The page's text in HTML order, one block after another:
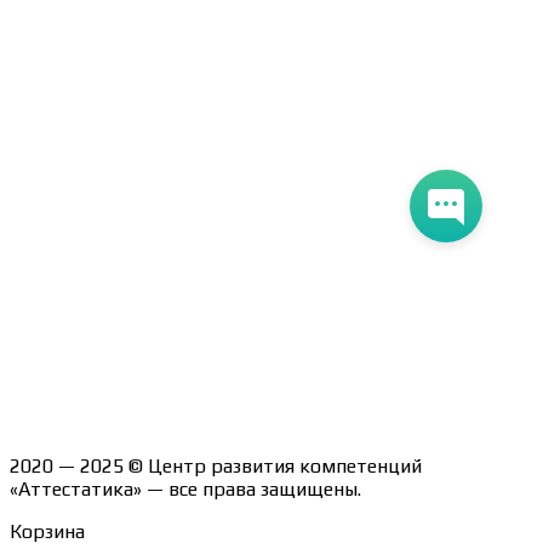
2020 — 2025 © Центр развития компетенций
«Аттестатика» — все права защищены.
Корзина